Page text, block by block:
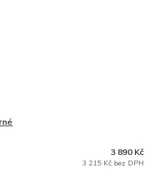
3 890 Kč
3 215 Kč bez DPH